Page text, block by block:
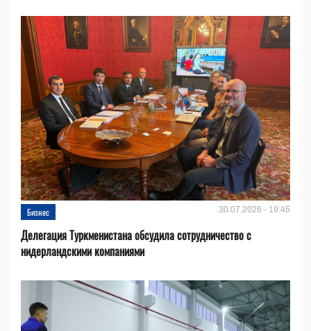
Бизнес 30.07.2026 - 19:45
Делегация Туркменистана обсудила сотрудничество с
нидерландскими компаниями